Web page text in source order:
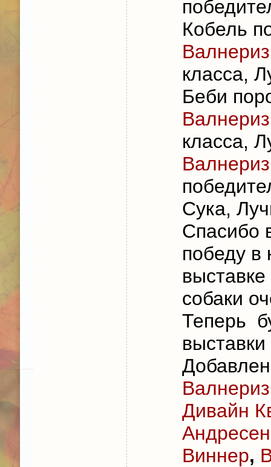
Кобель
класса,
Беби
класса,
Сука,
Спасибо
победу в
собаки
Теперь
Дивайн
Андресен
Виннер,